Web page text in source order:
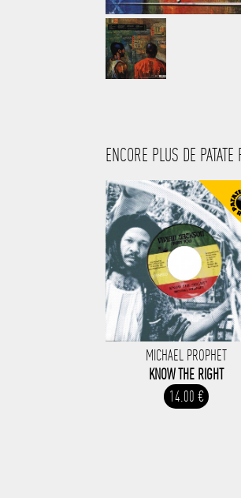
ENCORE PLUS DE
MICHAEL PROPHET
KNOW THE RIGHT
14.00 €